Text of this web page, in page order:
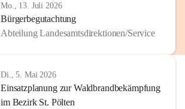
Mo., 13. Juli 2026
Bürgerbegutachtung
Abteilung Landesamtsdirektionen/Service
Di., 5. Mai 2026
Einsatzplanung zur Waldbrandbekämpfung
im Bezirk St. Pölten